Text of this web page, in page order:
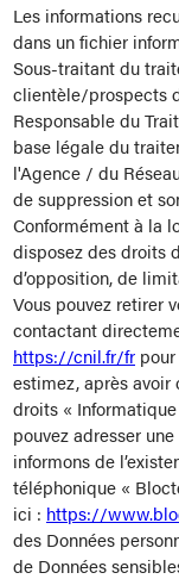
Les informations
dans un fichier
Sous-traitant du
clientèle/prospects
Responsable du
base légale du
l'Agence / du
de suppression et
Conformément à la
disposez des droits
d’opposition, de
Vous pouvez retirer
contactant
https://cnil.fr/fr
estimez, après avoir
droits «
pouvez adresser
informons de
téléphonique «
ici : https://
des Données
de Données